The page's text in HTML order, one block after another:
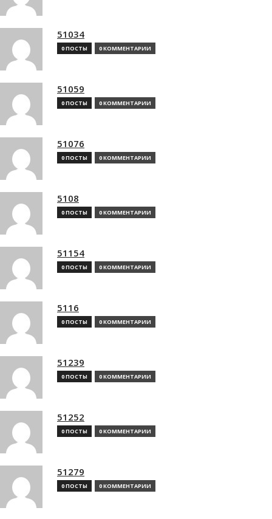
51034
0 ПОСТЫ 0 КОММЕНТАРИИ
51059
0 ПОСТЫ 0 КОММЕНТАРИИ
51076
0 ПОСТЫ 0 КОММЕНТАРИИ
5108
0 ПОСТЫ 0 КОММЕНТАРИИ
51154
0 ПОСТЫ 0 КОММЕНТАРИИ
5116
0 ПОСТЫ 0 КОММЕНТАРИИ
51239
0 ПОСТЫ 0 КОММЕНТАРИИ
51252
0 ПОСТЫ 0 КОММЕНТАРИИ
51279
0 ПОСТЫ 0 КОММЕНТАРИИ